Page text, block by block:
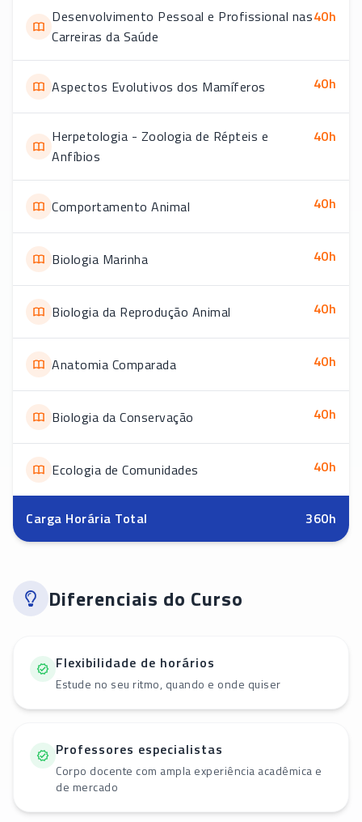
Desenvolvimento Pessoal e Profissional nas
Carreiras da Saúde
40h
Aspectos Evolutivos dos Mamíferos 40h
Herpetologia - Zoologia de Répteis e
Anfíbios
40h
Comportamento Animal 40h
Biologia Marinha 40h
Biologia da Reprodução Animal 40h
Anatomia Comparada 40h
Biologia da Conservação 40h
Ecologia de Comunidades 40h
Carga Horária Total 360h
Diferenciais do Curso
Flexibilidade de horários
Estude no seu ritmo, quando e onde quiser
Professores especialistas
Corpo docente com ampla experiência acadêmica e
de mercado